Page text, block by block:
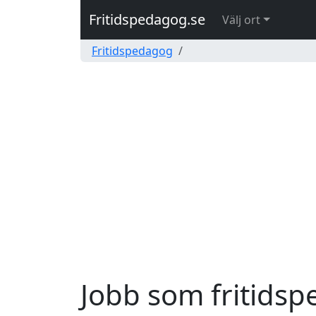
Fritidspedagog.se
Välj ort
Fritidspedagog
Jobb som